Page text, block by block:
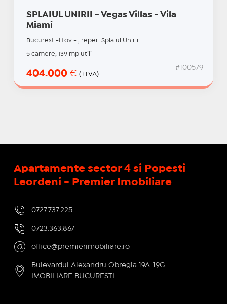
SPLAIUL UNIRII - Vegas Villas - Vila
Miami
Bucuresti-Ilfov - , reper: Splaiul Unirii
5 camere, 139 mp utili
404.000 € (+TVA)
#100579
Apartamente sector 4 si Popesti
Leordeni - Premier Imobiliare
0727.737.225
0723.363.867
office@premierimobiliare.ro
Bulevardul Alexandru Obregia 19A-19G -
IMOBILIARE BUCURESTI